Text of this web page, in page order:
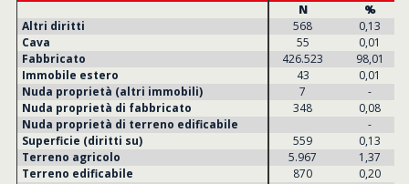
N
%
Altri diritti
568
0,13
Cava
55
0,01
Fabbricato
426.523
98,01
Immobile estero
43
0,01
Nuda proprietà (altri immobili)
7
-
Nuda proprietà di fabbricato
348
0,08
Nuda proprietà di terreno edificabile
-
Superficie (diritti su)
559
0,13
Terreno agricolo
5.967
1,37
Terreno edificabile
870
0,20